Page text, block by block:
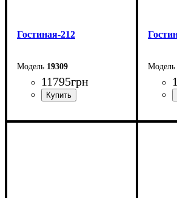
Гостиная-212
19309
11795грн
Ширина: 199 см